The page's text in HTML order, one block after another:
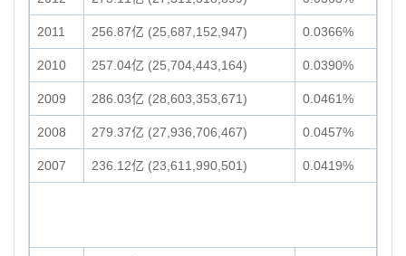
2011 256.87亿 (25,687,152,947) 0.0366%
2010 257.04亿 (25,704,443,164) 0.0390%
2009 286.03亿 (28,603,353,671) 0.0461%
2008 279.37亿 (27,936,706,467) 0.0457%
2007 236.12亿 (23,611,990,501) 0.0419%